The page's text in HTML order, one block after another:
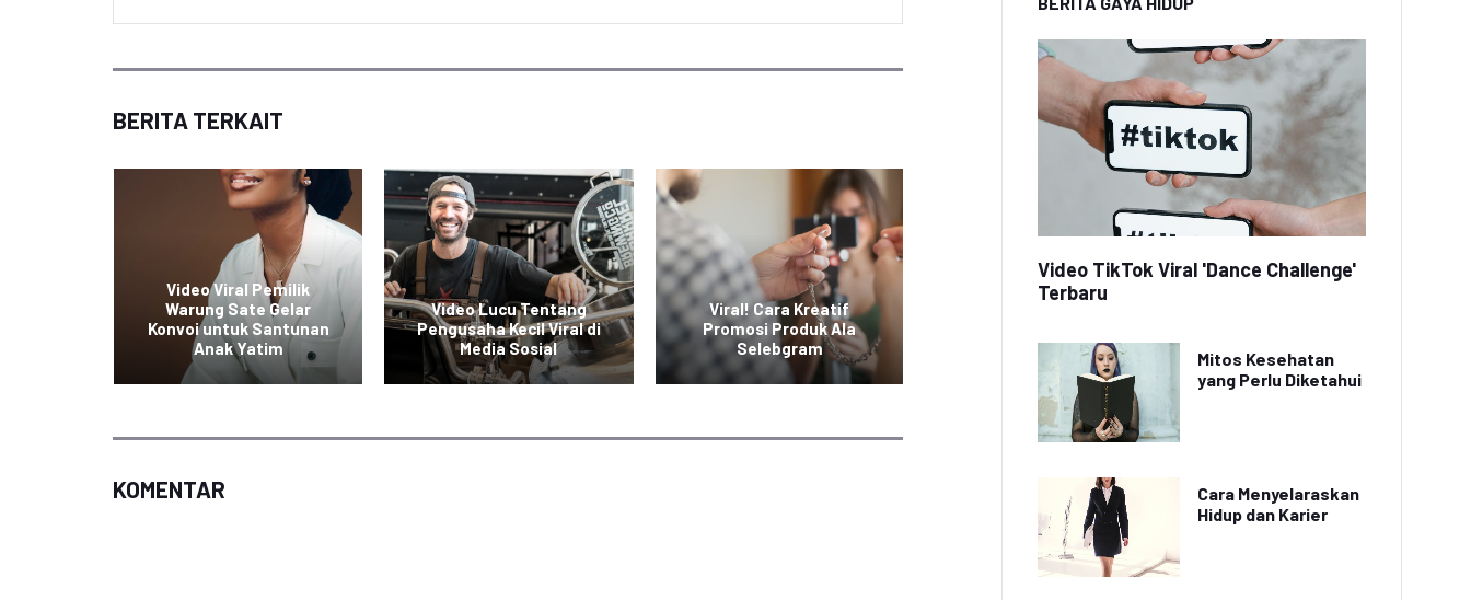
BERITA TERKAIT
Video Viral Pemilik
Warung Sate Gelar
Konvoi untuk Santunan
Anak Yatim
Video Lucu Tentang
Pengusaha Kecil Viral di
Media Sosial
Viral! Cara Kreatif
Promosi Produk Ala
Selebgram
Video Viral Pemilik
Anak Yatim
KOMENTAR
Video TikTok Viral 'Dance Challenge'
Terbaru
Mitos Kesehatan
yang Perlu Diketahui
Cara Menyelaraskan
Hidup dan Karier